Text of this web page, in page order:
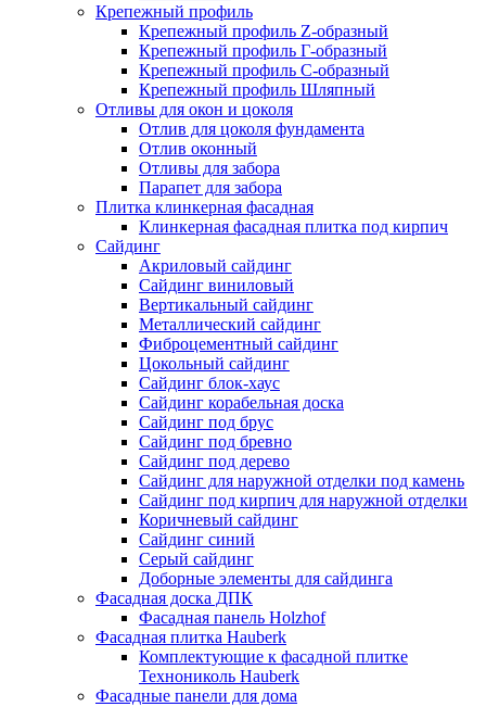
Крепежный профиль
Крепежный профиль Z-образный
Крепежный профиль Г-образный
Крепежный профиль С-образный
Крепежный профиль Шляпный
Отливы для окон и цоколя
Отлив для цоколя фундамента
Отлив оконный
Отливы для забора
Парапет для забора
Плитка клинкерная фасадная
Клинкерная фасадная плитка под кирпич
Сайдинг
Акриловый сайдинг
Сайдинг виниловый
Вертикальный сайдинг
Металлический сайдинг
Фиброцементный сайдинг
Цокольный сайдинг
Сайдинг блок-хаус
Сайдинг корабельная доска
Сайдинг под брус
Сайдинг под бревно
Сайдинг под дерево
Сайдинг для наружной отделки под камень
Сайдинг под кирпич для наружной отделки
Коричневый сайдинг
Сайдинг синий
Серый сайдинг
Доборные элементы для сайдинга
Фасадная доска ДПК
Фасадная панель Holzhof
Фасадная плитка Hauberk
Комплектующие к фасадной плитке
Технониколь Hauberk
Фасадные панели для дома